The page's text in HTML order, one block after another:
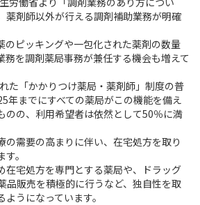
薬剤師以外が行える調剤補助業務が明確
のピッキングや一包化された薬剤の数量
務を調剤薬局事務が兼任する機会も増えて
た「かかりつけ薬局・薬剤師」制度の普
年までにすべての薬局がこの機能を備え
のの、利用希望者は依然として50％に満
の需要の高まりに伴い、在宅処方を取り
。
在宅処方を専門とする薬局や、ドラッグ
品販売を積極的に行うなど、独自性を取
うになっています。